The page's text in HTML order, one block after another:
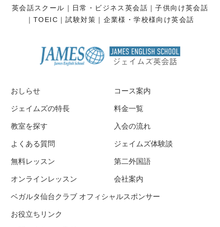
英会話スクール 日常・ビジネス英会話
子供向け英会話
TOEIC
試験対策 企業様・学校様向け英会話
おしらせ
ジェイムズの特長
教室を探す
コース案内
料金一覧
入会の流れ
よくある質問
無料レッスン
オンラインレッスン
ジェイムズ体験談
第二外国語
会社案内
ベガルタ仙台クラブ オフィシャルスポンサー
お役立ちリンク